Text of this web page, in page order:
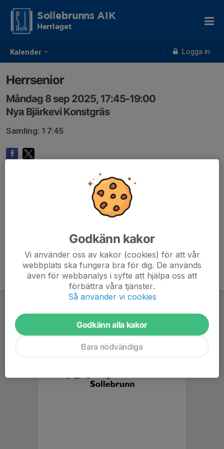
Kalender Logga in
Sollebrunns AIK
Herrlaget
Herrsenior
Måndag 8 sep 2025, 17:45-19:00
Nya Bjärkevi Konstgräs
Samling: 17:45
Godkänn kakor
Vi använder oss av kakor (cookies) för att vår
webbplats ska fungera bra för dig. De används
även för webbanalys i syfte att hjälpa oss att
förbättra våra tjänster.
Så använder vi cookies
Godkänn alla kakor
Bara nödvändiga